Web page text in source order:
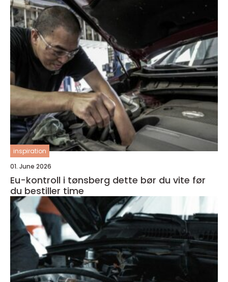
inspiration
01. June 2026
Eu-kontroll i tønsberg dette bør du vite før
du bestiller time